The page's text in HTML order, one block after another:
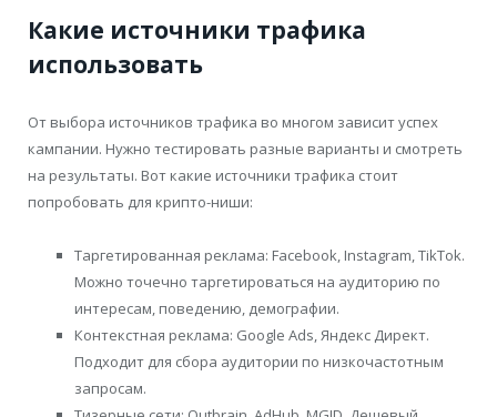
Какие источники трафика
использовать
От выбора источников трафика во многом зависит успех
кампании. Нужно тестировать разные варианты и смотреть
на результаты. Вот какие источники трафика стоит
попробовать для крипто-ниши:
Таргетированная реклама: Facebook, Instagram, TikTok.
Можно точечно таргетироваться на аудиторию по
интересам, поведению, демографии.
Контекстная реклама: Google Ads, Яндекс Директ.
Подходит для сбора аудитории по низкочастотным
запросам.